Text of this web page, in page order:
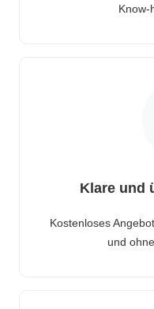
Know-
Klare und
Kostenloses
und